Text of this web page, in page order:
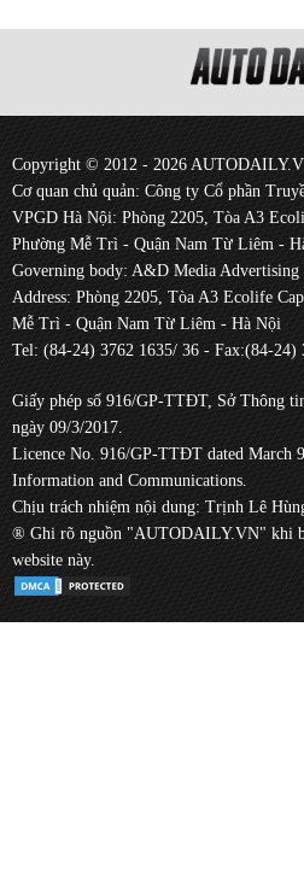
Copyright © 2012 - 2026
Cơ quan chủ quản: Công ty Cổ phần
VPGD Hà Nội: Phòng 2205, Tòa A3
Phường Mễ Trì - Quận Nam Từ Liêm -
Governing body: A&D Media Advertising
Address: Phòng 2205, Tòa A3 Ecolife
Mễ Trì - Quận Nam Từ Liêm - Hà Nội
Tel: (84-24) 3762 1635/ 36 - Fax:(84-24)
Giấy phép số 916/GP-TTĐT, Sở Thông
ngày 09/3/2017.
Licence No. 916/GP-TTĐT dated March
Information and Communications.
Chịu trách nhiệm nội dung: Trịnh Lê
® Ghi rõ nguồn "AUTODAILY.VN" khi
website này.